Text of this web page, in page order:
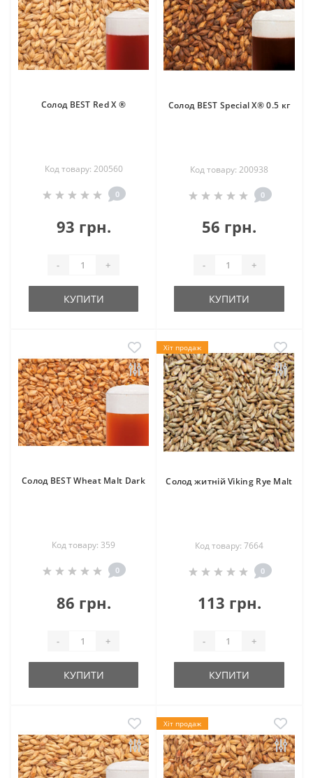
Солод BEST Red X ®
Код товару: 200560
0
93 грн.
- +
КУПИТИ
Солод BEST Special X® 0.5 кг
Код товару: 200938
0
56 грн.
- +
КУПИТИ
Солод BEST Wheat Malt Dark
Код товару: 359
0
86 грн.
- +
КУПИТИ
Хіт продаж
Солод житній Viking Rye Malt
Код товару: 7664
0
113 грн.
- +
КУПИТИ
Хіт продаж